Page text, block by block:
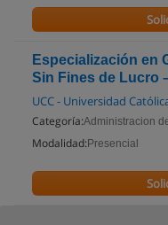
Especialización en
Sin Fines de Lucro
UCC - Universidad
Categoría:Administracion
Modalidad: Presencial